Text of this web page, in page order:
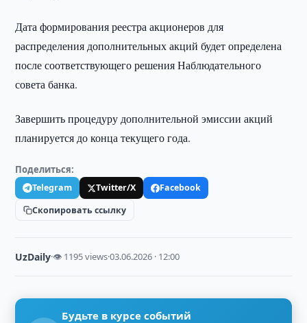
Дата формирования реестра акционеров для
распределения дополнительных акций будет определена
после соответствующего решения Наблюдательного
совета банка.
Завершить процедуру дополнительной эмиссии акций
планируется до конца текущего года.
Поделиться:
Telegram Twitter/X
Facebook
Скопировать ссылку
UzDaily·👁 1195 views·03.06.2026 · 12:00
Будьте в курсе событий